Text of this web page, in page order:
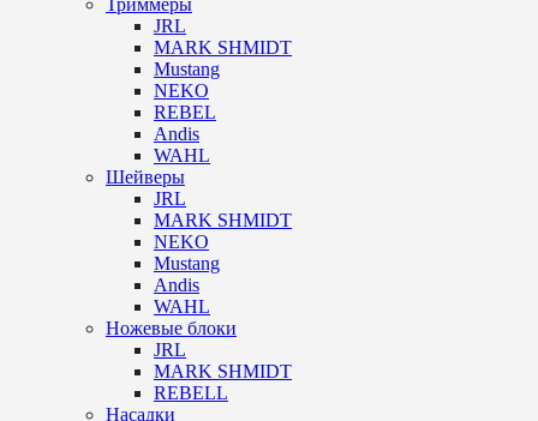
Триммеры
JRL
MARK SHMIDT
Mustang
NEKO
REBEL
Andis
WAHL
Шейверы
JRL
MARK SHMIDT
NEKO
Mustang
Andis
WAHL
Ножевые блоки
JRL
MARK SHMIDT
REBELL
Насадки